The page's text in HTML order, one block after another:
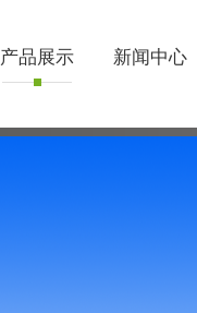
产品展示 新闻中心